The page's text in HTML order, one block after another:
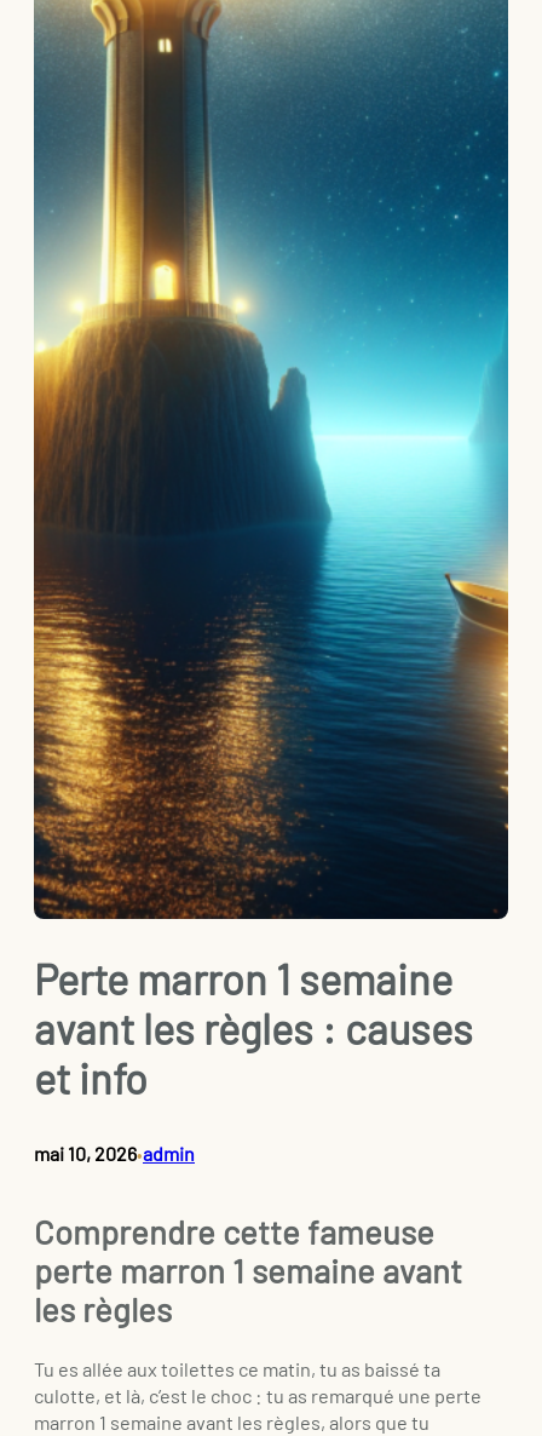
Perte marron 1 semaine
avant les règles : causes
et info
mai 10, 2026•admin
Comprendre cette fameuse
perte marron 1 semaine avant
les règles
Tu es allée aux toilettes ce matin, tu as baissé ta
culotte, et là, c’est le choc : tu as remarqué une perte
marron 1 semaine avant les règles, alors que tu